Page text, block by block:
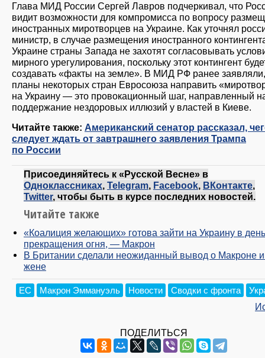
Глава МИД России Сергей Лавров подчеркивал, что
видит возможности для компромисса по вопросу
иностранных миротворцев на Украине. Как уточнял
министр, в случае размещения иностранного
Украине страны Запада не захотят согласовывать
мирного урегулирования, поскольку этот контингент
создавать «факты на земле». В МИД РФ ранее
планы некоторых стран Евросоюза направить
на Украину — это провокационный шаг, направленный
поддержание нездоровых иллюзий у властей в Киеве.
Читайте также: Американский сенатор рассказал,
следует ждать от завтрашнего заявления Трампа
по России
Присоединяйтесь к «Русской Весне» в
Одноклассниках Telegram Facebook ВКонтакте
Twitter, чтобы быть в курсе последних новостей.
Читайте также
«Коалиция желающих» готова зайти на Украину в день
прекращения огня, — Макрон
В Британии сделали неожиданный вывод о Макроне и
жене
ЕС Макрон Эммануэль Новости Сводки с фронта
ПОДЕЛИТЬСЯ